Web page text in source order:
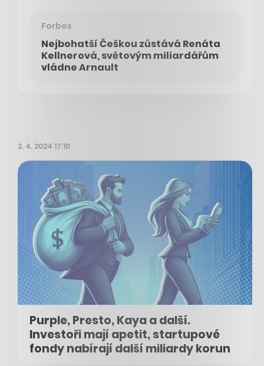
Forbes
Nejbohatší Češkou zůstává Renáta
Kellnerová, světovým miliardářům
vládne Arnault
2. 4. 2024 17:10
Purple, Presto, Kaya a další.
Investoři mají apetit, startupové
fondy nabírají další miliardy korun